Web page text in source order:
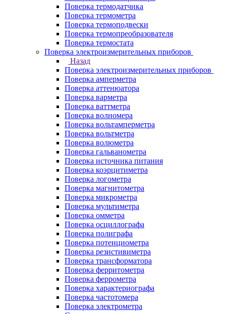
Поверка термодатчика
Поверка термометра
Поверка термоподвески
Поверка термопреобразователя
Поверка термостата
Поверка электроизмерительных приборов
Назад
Поверка электроизмерительных приборов
Поверка амперметра
Поверка аттенюатора
Поверка варметра
Поверка ваттметра
Поверка волномера
Поверка вольтамперметра
Поверка вольтметра
Поверка волюметра
Поверка гальванометра
Поверка источника питания
Поверка коэрцитиметра
Поверка логометра
Поверка магнитометра
Поверка микрометра
Поверка мультиметра
Поверка омметра
Поверка осциллографа
Поверка полиграфа
Поверка потенциометра
Поверка резистивиметра
Поверка трансформатора
Поверка ферритометра
Поверка феррометра
Поверка характериографа
Поверка частотомера
Поверка электрометра